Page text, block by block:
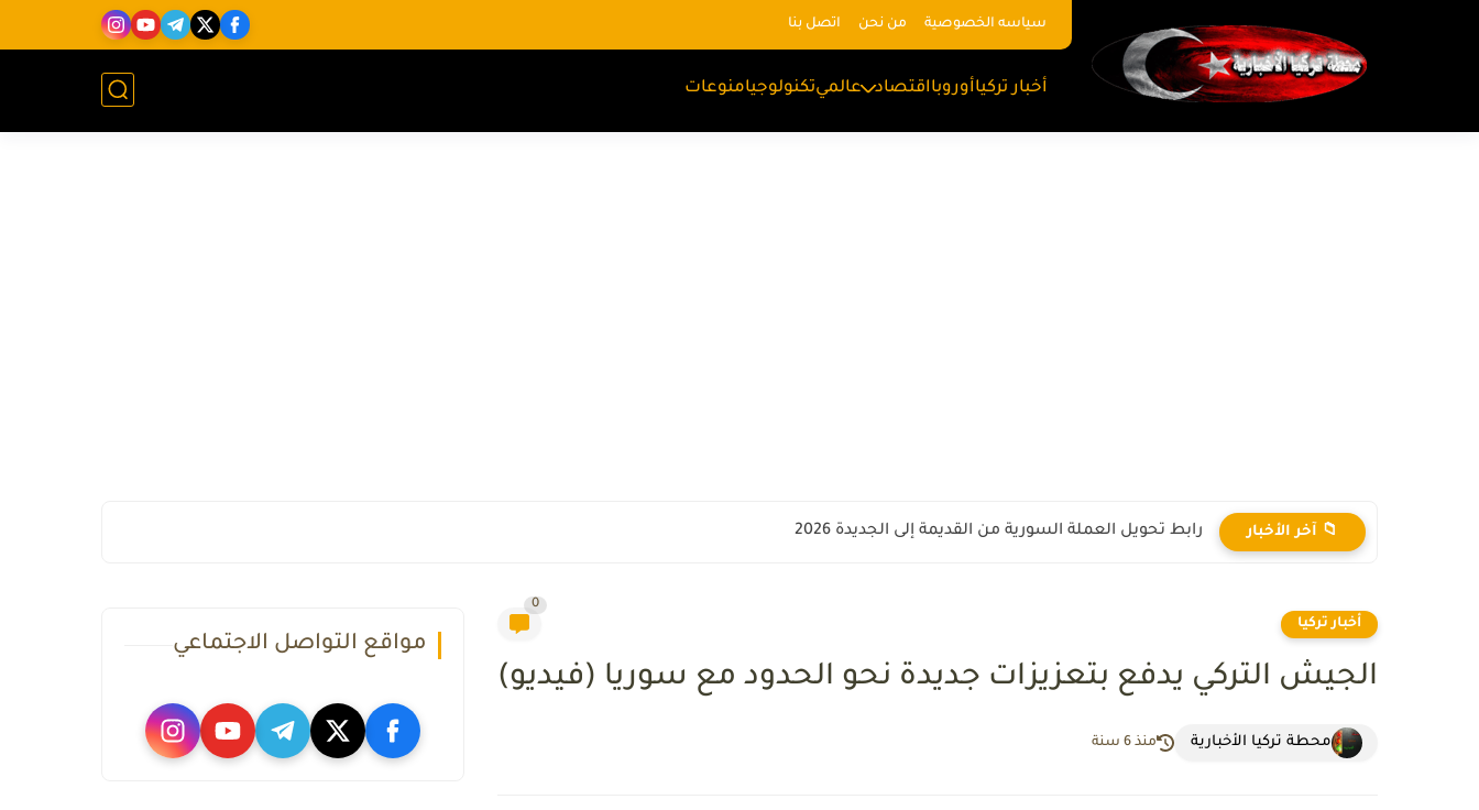
سياسه الخصوصية من نحن اتصل بنا
أخبار تركياأوروبااقتصاد عالميتكنولوجيامنوعات
📁 آخر الأخبار رابط تحويل العملة السورية من القديمة إلى الجديدة 2026
أخبار تركيا
0
الجيش التركي يدفع بتعزيزات جديدة نحو الحدود مع سوريا (فيديو)
محطة تركيا الأخبارية منذ 6 سنة
مواقع التواصل الاجتماعي